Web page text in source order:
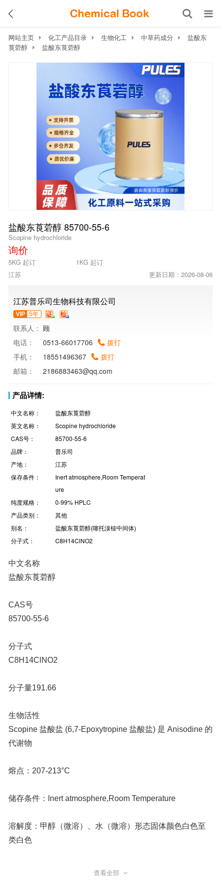
网站主页 化工产品目录 生物化工 中草药成分
盐酸东
莨菪醇
盐酸东莨菪醇
盐酸东莨菪醇 85700-55-6
Scopine hydrochloride
询价
5KG 起订
1KG 起订
江苏
更新日期：2026-08-06
江苏普乐司生物科技有限公司
VIP 5年
联系人： 顾
电话：
0513-66017706
拨打
手机：
18551496367
拨打
邮箱：
2186883463@qq.com
产品详情:
中文名称：
盐酸东莨菪醇
英文名称：
Scopine hydrochloride
CAS号：
85700-55-6
品牌：
普乐司
产地：
江苏
保存条件：
Inert atmosphere,Room Temperat
ure
纯度规格：
0-99% HPLC
产品类别：
其他
别名：
盐酸东莨菪醇(噻托溴铵中间体)
分子式：
C8H14ClNO2
中文名称
盐酸东莨菪醇
CAS号
85700-55-6
分子式
C8H14ClNO2
分子量191.66
生物活性
Scopine 盐酸盐 (6,7-Epoxytropine 盐酸盐) 是 Anisodine 的
代谢物
熔点：207-213°C
储存条件：Inert atmosphere,Room Temperature
溶解度：甲醇（微溶）、水（微溶）形态固体颜色白色至
类白色
C8H14ClNO2;盐酸东莨菪醇(噻托溴铵中间体);盐酸东莨菪醇;85700-55-6;
查看全部